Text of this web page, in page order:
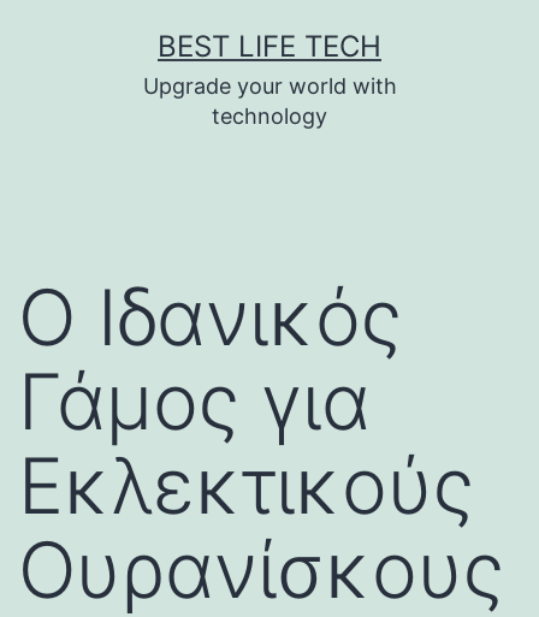
BEST LIFE TECH
Upgrade your world with
technology
Ο Ιδανικός
Γάμος για
Εκλεκτικούς
Ουρανίσκους